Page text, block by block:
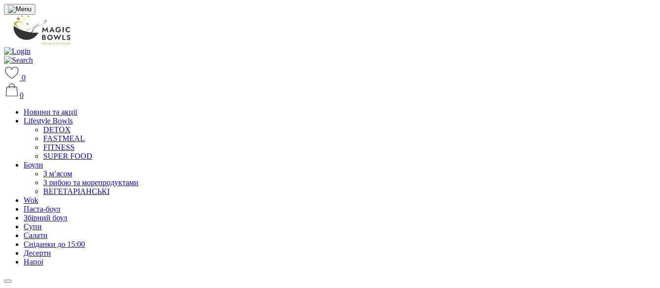
0
0
Новини та акції
Lifestyle Bowls
DETOX
FASTMEAL
FITNESS
SUPER FOOD
Боули
З м’ясом
З рибою та морепродуктами
ВЕГЕТАРІАНСЬКІ
Wok
Паста-боул
Збірний боул
Супи
Салати
Сніданки до 15:00
Десерти
Напої